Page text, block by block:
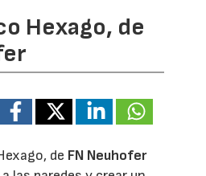
Hexago, de
de FN Neuhofer